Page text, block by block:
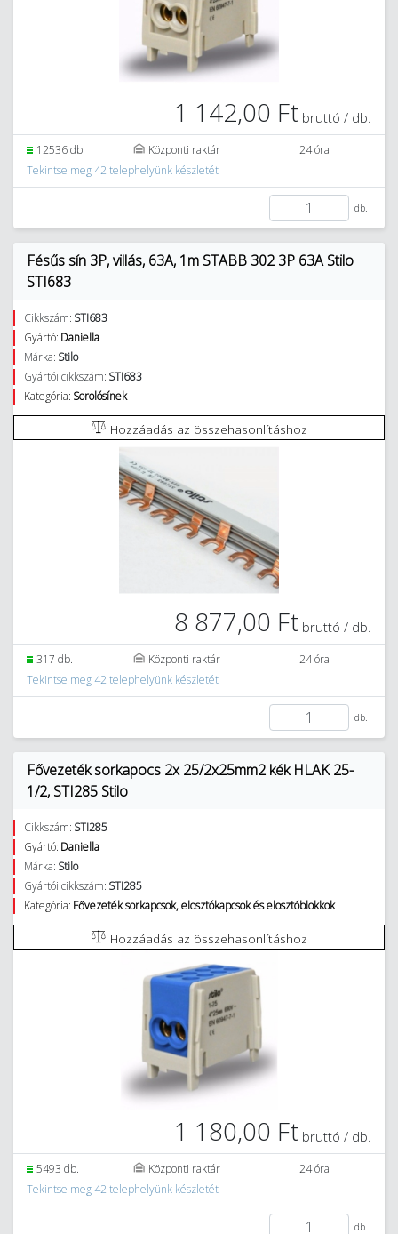
1 142,00 Ft bruttó / db.
12536 db. Központi raktár
24 óra
Tekintse meg 42 telephelyünk készletét
db.
Fésűs sín 3P, villás, 63A, 1m STABB 302 3P 63A Stilo
STI683
Cikkszám: STI683
Gyártó: Daniella
Márka: Stilo
Gyártói cikkszám: STI683
Kategória: Sorolósínek
Hozzáadás az összehasonlításhoz
8 877,00 Ft bruttó / db.
317 db. Központi raktár
24 óra
Tekintse meg 42 telephelyünk készletét
db.
Fővezeték sorkapocs 2x 25/2x25mm2 kék HLAK 25-
1/2, STI285 Stilo
Cikkszám: STI285
Gyártó: Daniella
Márka: Stilo
Gyártói cikkszám: STI285
Kategória: Fővezeték sorkapcsok, elosztókapcsok és elosztóblokkok
Hozzáadás az összehasonlításhoz
1 180,00 Ft bruttó / db.
5493 db. Központi raktár
24 óra
Tekintse meg 42 telephelyünk készletét
db.